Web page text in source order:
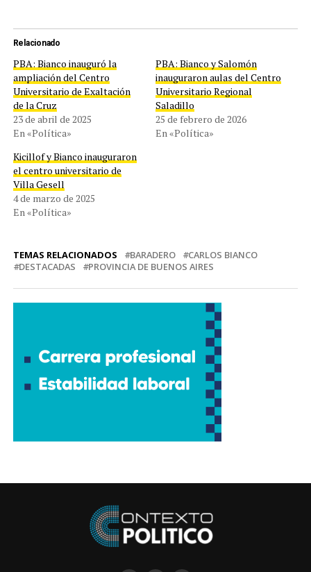
Relacionado
PBA: Bianco inauguró la
ampliación del Centro
Universitario de Exaltación
de la Cruz
23 de abril de 2025
En «Política»
PBA: Bianco y Salomón
inauguraron aulas del Centro
Universitario Regional
Saladillo
25 de febrero de 2026
En «Política»
Kicillof y Bianco inauguraron
el centro universitario de
Villa Gesell
4 de marzo de 2025
En «Política»
TEMAS RELACIONADOS BARADERO
CARLOS BIANCO
DESTACADAS
PROVINCIA DE BUENOS AIRES